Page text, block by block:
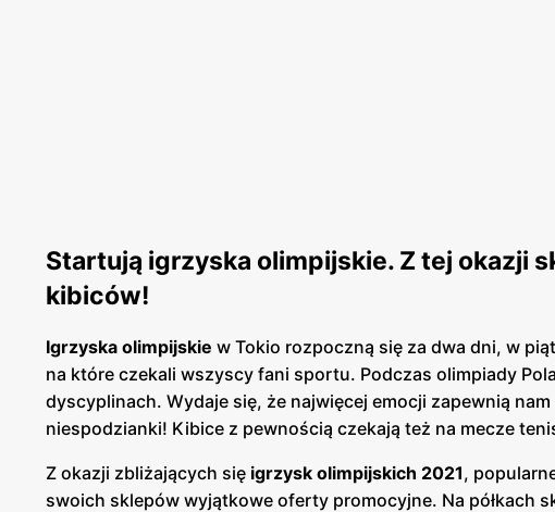
Startują igrzyska olimpijskie. Z tej okazji
kibiców!
Igrzyska olimpijskie w Tokio rozpoczną się za dwa dni, w
na które czekali wszyscy fani sportu. Podczas olimpiady
dyscyplinach. Wydaje się, że najwięcej emocji zapewnią
niespodzianki! Kibice z pewnością czekają też na mecze
Z okazji zbliżających się igrzysk olimpijskich 2021,
swoich sklepów wyjątkowe oferty promocyjne. Na półkach